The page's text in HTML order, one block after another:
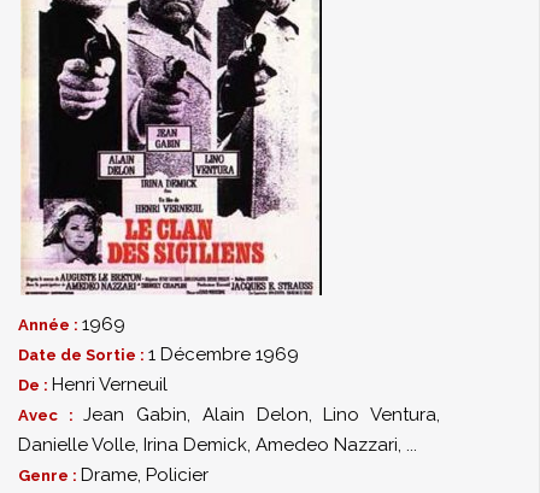
Année : 1969
Date de Sortie : 1 Décembre 1969
De : Henri Verneuil
Avec :Jean Gabin, Alain Delon,Lino Ventura,
Danielle Volle, Irina Demick, Amedeo Nazzari, ...
Genre : Drame, Policier